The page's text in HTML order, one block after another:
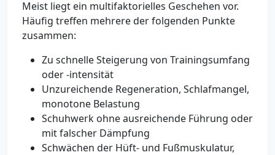
Meist liegt ein multifaktorielles Geschehen vor.
Häufig treffen mehrere der folgenden Punkte
zusammen:
Zu schnelle Steigerung von Trainingsumfang
oder -intensität
Unzureichende Regeneration, Schlafmangel,
monotone Belastung
Schuhwerk ohne ausreichende Führung oder
mit falscher Dämpfung
Schwächen der Hüft- und Fußmuskulatur,